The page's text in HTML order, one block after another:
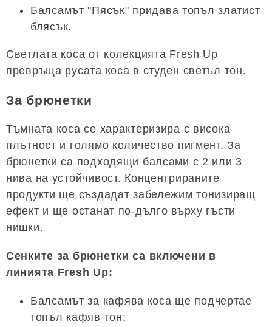
Балсамът "Пясък" придава топъл златист
блясък.
Светлата коса от колекцията Fresh Up
превръща русата коса в студен светъл тон.
За брюнетки
Тъмната коса се характеризира с висока
плътност и голямо количество пигмент. За
брюнетки са подходящи балсами с 2 или 3
нива на устойчивост. Концентрираните
продукти ще създадат забележим тонизиращ
ефект и ще останат по-дълго върху гъсти
нишки.
Сенките за брюнетки са включени в
линията Fresh Up:
Балсамът за кафява коса ще подчертае
топъл кафяв тон;